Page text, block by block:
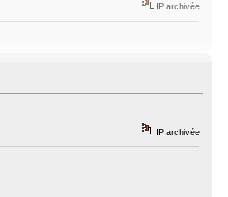
IP archivée
IP archivée